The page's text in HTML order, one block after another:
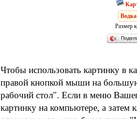
Размер
Чтобы использовать картинку в
правой кнопкой мыши на
рабочий стол". Если в меню
картинку на компьютере, а затем